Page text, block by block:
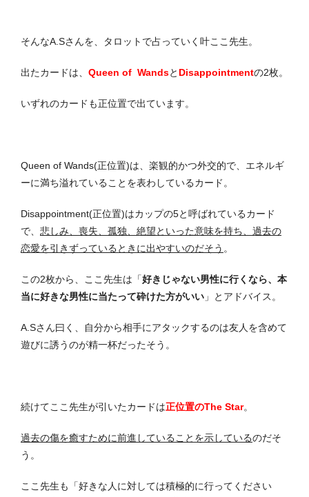
そんなA.Sさんを、タロットで占っていく叶ここ先生。
出たカードは、 Queen of Wandsと Disappointmentの2枚。
いずれのカードも正位置で出ています。
Queen of Wands(正位置)は、楽観的かつ外交的で、エネルギ
ーに満ち溢れていることを表わしているカード。
Disappointment(正位置)はカップの5と呼ばれているカード
で、 悲しみ、喪失、孤独、絶望といった意味を持ち、過去の
恋愛を引きずっているときに出やすいのだそう 。
この2枚から、ここ先生は「好きじゃない男性に行くなら、本
当に好きな男性に当たって砕けた方がいい 」とアドバイス。
A.Sさん曰く、自分から相手にアタックするのは友人を含めて
遊びに誘うのが精一杯だったそう。
続けてここ先生が引いたカードは正位置のThe Star。
過去の傷を癒すために前進していることを示しているのだそ
う。
ここ先生も「好きな人に対しては積極的に行ってください